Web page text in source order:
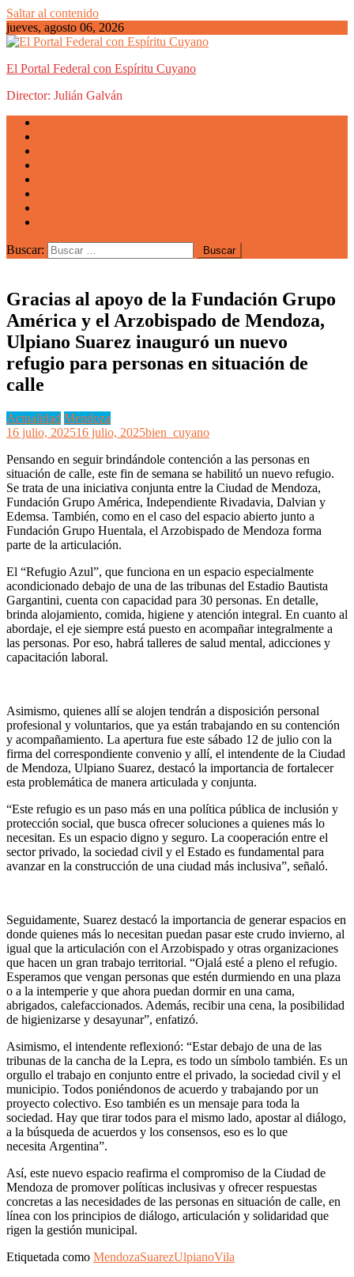
Saltar al contenido
jueves, agosto 06, 2026
El Portal Federal con Espíritu Cuyano
Director: Julián Galván
Buscar:
Gracias al apoyo de la Fundación Grupo
América y el Arzobispado de Mendoza,
Ulpiano Suarez inauguró un nuevo
refugio para personas en situación de
calle
Actualidad Mendoza
16 julio, 202516 julio, 2025bien_cuyano
Pensando en seguir brindándole contención a las personas en
situación de calle, este fin de semana se habilitó un nuevo refugio.
Se trata de una iniciativa conjunta entre la Ciudad de Mendoza,
Fundación Grupo América, Independiente Rivadavia, Dalvian y
Edemsa. También, como en el caso del espacio abierto junto a
Fundación Grupo Huentala, el Arzobispado de Mendoza forma
parte de la articulación.
El “Refugio Azul”, que funciona en un espacio especialmente
acondicionado debajo de una de las tribunas del Estadio Bautista
Gargantini, cuenta con capacidad para 30 personas. En detalle,
brinda alojamiento, comida, higiene y atención integral. En cuanto al
abordaje, el eje siempre está puesto en acompañar integralmente a
las personas. Por eso, habrá talleres de salud mental, adicciones y
capacitación laboral.
Asimismo, quienes allí se alojen tendrán a disposición personal
profesional y voluntarios, que ya están trabajando en su contención
y acompañamiento. La apertura fue este sábado 12 de julio con la
firma del correspondiente convenio y allí, el intendente de la Ciudad
de Mendoza, Ulpiano Suarez, destacó la importancia de fortalecer
esta problemática de manera articulada y conjunta.
“Este refugio es un paso más en una política pública de inclusión y
protección social, que busca ofrecer soluciones a quienes más lo
necesitan. Es un espacio digno y seguro. La cooperación entre el
sector privado, la sociedad civil y el Estado es fundamental para
avanzar en la construcción de una ciudad más inclusiva”, señaló.
Seguidamente, Suarez destacó la importancia de generar espacios en
donde quienes más lo necesitan puedan pasar este crudo invierno, al
igual que la articulación con el Arzobispado y otras organizaciones
que hacen un gran trabajo territorial. “Ojalá esté a pleno el refugio.
Esperamos que vengan personas que estén durmiendo en una plaza
o a la intemperie y que ahora puedan dormir en una cama,
abrigados, calefaccionados. Además, recibir una cena, la posibilidad
de higienizarse y desayunar”, enfatizó.
Asimismo, el intendente reflexionó: “Estar debajo de una de las
tribunas de la cancha de la Lepra, es todo un símbolo también. Es un
orgullo el trabajo en conjunto entre el privado, la sociedad civil y el
municipio. Todos poniéndonos de acuerdo y trabajando por un
proyecto colectivo. Eso también es un mensaje para toda la
sociedad. Hay que tirar todos para el mismo lado, apostar al diálogo,
a la búsqueda de acuerdos y los consensos, eso es lo que
necesita Argentina”.
Así, este nuevo espacio reafirma el compromiso de la Ciudad de
Mendoza de promover políticas inclusivas y ofrecer respuestas
concretas a las necesidades de las personas en situación de calle, en
línea con los principios de diálogo, articulación y solidaridad que
rigen la gestión municipal.
Etiquetada como MendozaSuarezUlpianoVila